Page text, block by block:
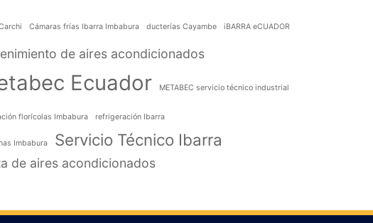
Cámaras frías Ibarra Imbabura ducterías Cayambe iBARRA eCUADOR
de aires acondicionados
Ecuador METABEC servicio técnico industrial
florícolas Imbabura refrigeración Ibarra
Imbabura Servicio Técnico Ibarra
de aires acondicionados